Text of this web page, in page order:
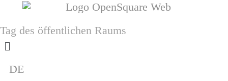
springen
Tag des öffentlichen Raums
Menü
DE